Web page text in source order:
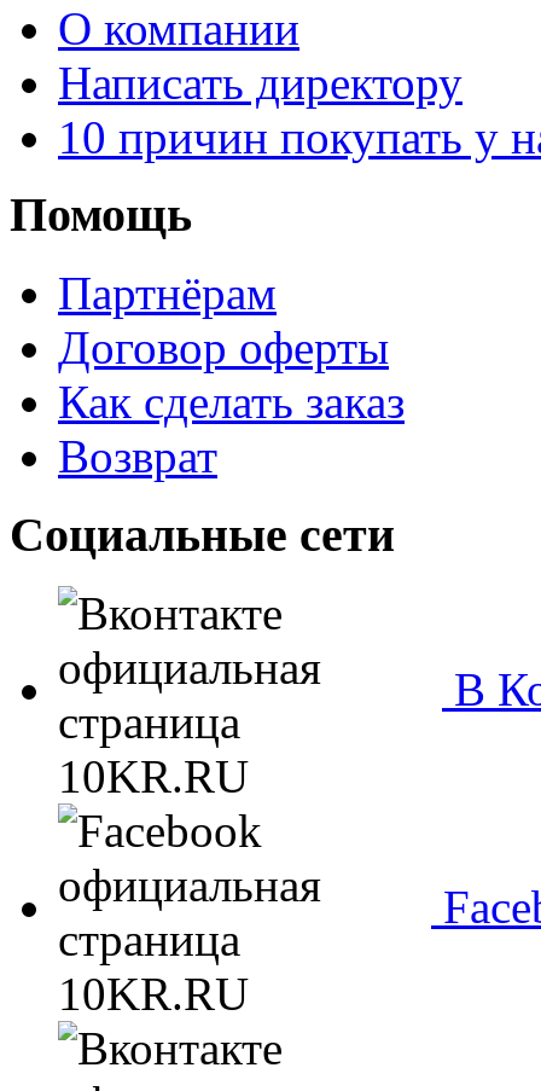
О компании
Написать директору
10 причин покупать у
Помощь
Партнёрам
Договор оферты
Как сделать заказ
Возврат
Социальные сети
В